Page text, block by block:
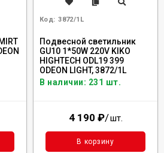
Код: 3872/1L
Подвесной светильник
GU10 1*50W 220V KIKO
HIGHTECH ODL19 399
ODEON LIGHT, 3872/1L
В наличии: 231 шт.
4 190 ₽/шт.
В корзину